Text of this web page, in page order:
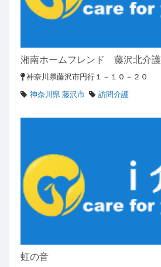
湘南ホームフレンド 藤沢北介護
神奈川県藤沢市円行１－１０－２０
神奈川県 藤沢市
訪問介護
虹の音